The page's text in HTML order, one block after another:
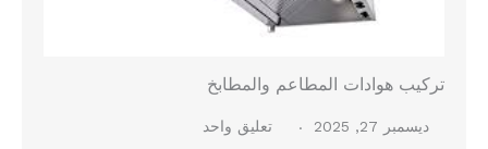
تركيب هوادات المطاعم والمطابخ
ديسمبر 27, 2025 تعليق واحد